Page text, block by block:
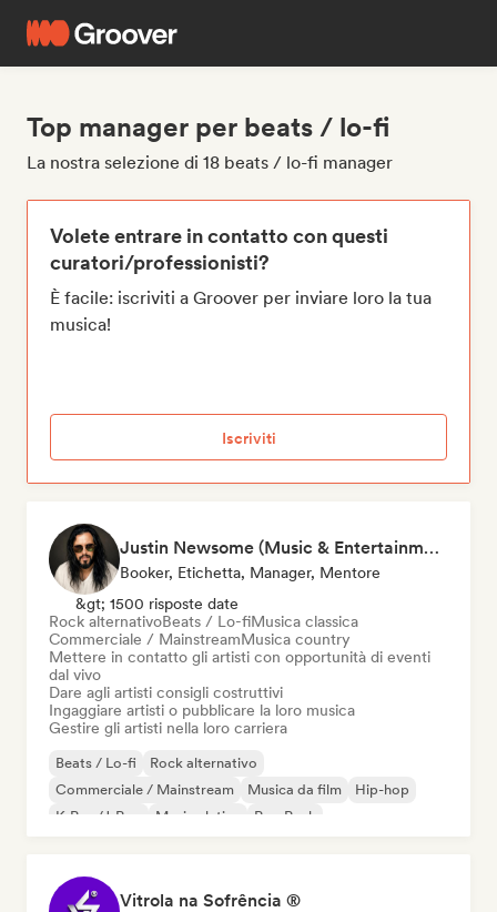
Top manager per beats / lo-fi
La nostra selezione di 18 beats / lo-fi manager
Volete entrare in contatto con questi
curatori/professionisti?
È facile: iscriviti a Groover per inviare loro la tua
musica!
Iscriviti
Justin Newsome (Music & Entertainment Executive | A&R, Artist Development & Partnerships | Applied AI & Systems Strategy)
Booker, Etichetta, Manager, Mentore
&gt; 1500 risposte date
Rock alternativoBeats / Lo-fiMusica classica
Commerciale / MainstreamMusica country
Mettere in contatto gli artisti con opportunità di eventi
dal vivo
Dare agli artisti consigli costruttivi
Ingaggiare artisti o pubblicare la loro musica
Gestire gli artisti nella loro carriera
Beats / Lo-fi
Rock alternativo
Commerciale / Mainstream
Musica da film
Hip-hop
K-Pop/J-Pop
Musica latina Pop Punk
Vitrola na Sofrência ®